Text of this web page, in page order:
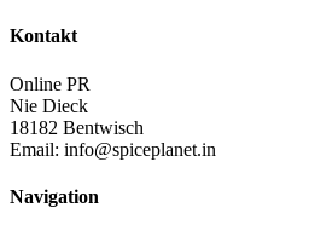
Kontakt
Online PR
Nie Dieck
18182 Bentwisch
Email: info@spiceplanet.in
Navigation